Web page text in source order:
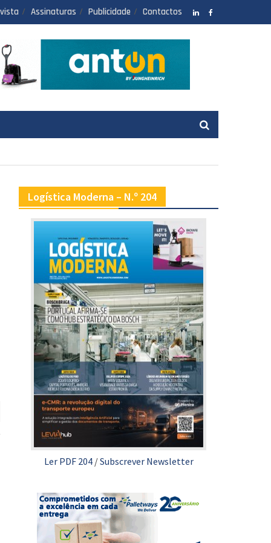
Assinaturas Publicidade Contactos
Logística Moderna – N.º 204
Ler PDF 204/Subscrever Newsletter